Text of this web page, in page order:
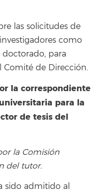
las solicitudes de
como
para
Comité de Dirección.
la correspondiente
para la
de tesis del
la Comisión
del tutor.
sido admitido al